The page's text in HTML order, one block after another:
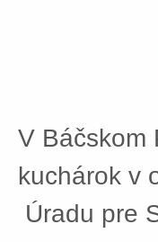
V Báčskom
kuchárok v
Úradu pre